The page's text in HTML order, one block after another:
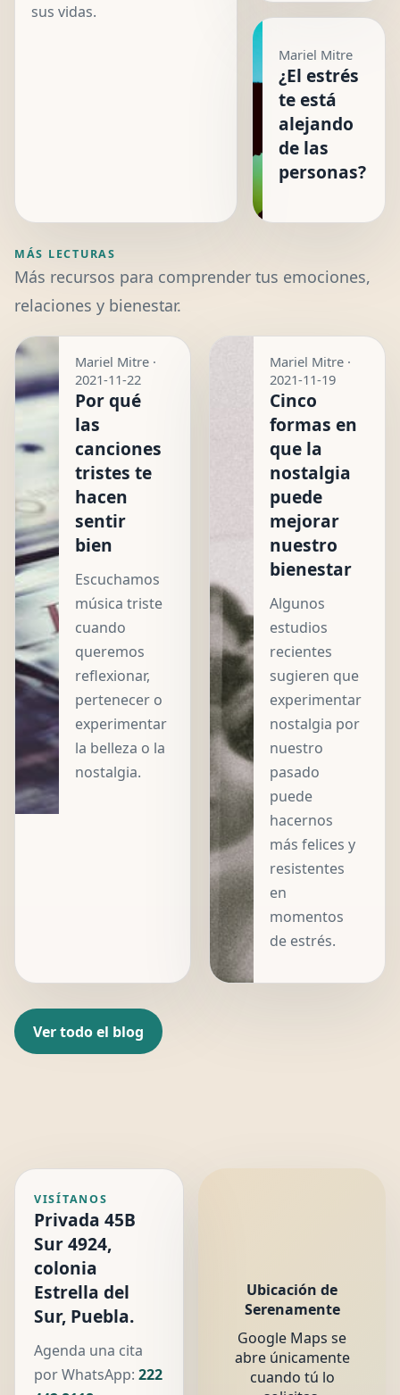
sus vidas.
Mariel Mitre
¿El estrés
te está
alejando
de las
personas?
MÁS LECTURAS
Más recursos para comprender tus emociones,
relaciones y bienestar.
Mariel Mitre ·
2021-11-22
Por qué
las
canciones
tristes te
hacen
sentir
bien
Escuchamos
música triste
cuando
queremos
reflexionar,
pertenecer o
experimentar
la belleza o la
nostalgia.
Mariel Mitre ·
2021-11-19
Cinco
formas en
que la
nostalgia
puede
mejorar
nuestro
bienestar
Algunos
estudios
recientes
sugieren que
experimentar
nostalgia por
nuestro
pasado
puede
hacernos
más felices y
resistentes
en
momentos
de estrés.
Ver todo el blog
VISÍTANOS
Privada 45B
Sur 4924,
colonia
Estrella del
Sur, Puebla.
Agenda una cita
por WhatsApp: 222
Ubicación de
Serenamente
Google Maps se
abre únicamente
cuando tú lo